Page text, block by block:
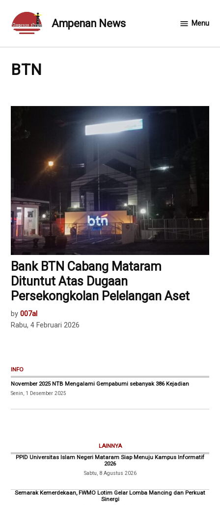
content
Ampenan News Menu
BTN
Bank BTN Cabang Mataram
Dituntut Atas Dugaan
Persekongkolan Pelelangan Aset
by 007al
Rabu, 4 Februari 2026
INFO
November 2025 NTB Mengalami Gempabumi sebanyak 386 Kejadian
Senin, 1 Desember 2025
LAINNYA
PPID Universitas Islam Negeri Mataram Siap Menuju Kampus Informatif
2026
Sabtu, 8 Agustus 2026
Semarak Kemerdekaan, FWMO Lotim Gelar Lomba Mancing dan Perkuat
Sinergi